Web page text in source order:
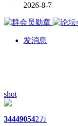
2026-8-7
发消息
shot
344490542万